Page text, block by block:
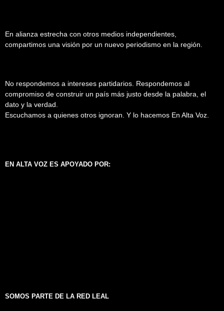
En alianza estrecha con otros medios independientes,
compartimos una visión por un nuevo periodismo en la región.
No respondemos a intereses partidarios. Respondemos al
compromiso de construir un país más justo desde la palabra, el
dato y la verdad.
Escuchamos a quienes otros ignoran. Y lo hacemos En Alta Voz.
EN ALTA VOZ ES APOYADO POR:
SOMOS PARTE DE LA RED LEAL